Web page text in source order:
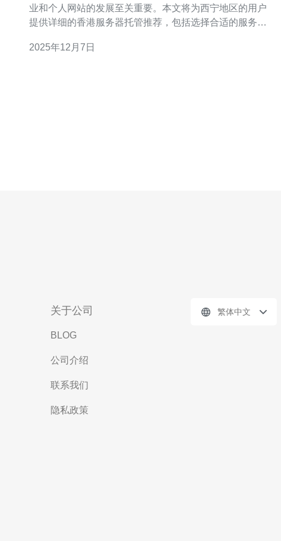
业和个人网站的发展至关重要。本文将为西宁地区的用户
提供详细的香港服务器托管推荐，包括选择合适的服务
港作为国际互联网的重要枢纽，其服务器托管服务具有低
2025年12月7日
关于公司
BLOG
公司介绍
联系我们
隐私政策
繁体中文